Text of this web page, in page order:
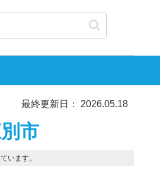
最終更新日： 2026.05.18
市
います。